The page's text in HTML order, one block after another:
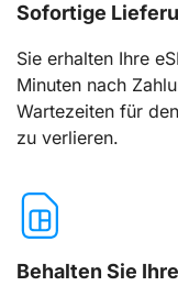
Sofortige
Sie erhalten Ihre
Minuten nach
Wartezeiten für
zu verlieren.
Behalten Sie